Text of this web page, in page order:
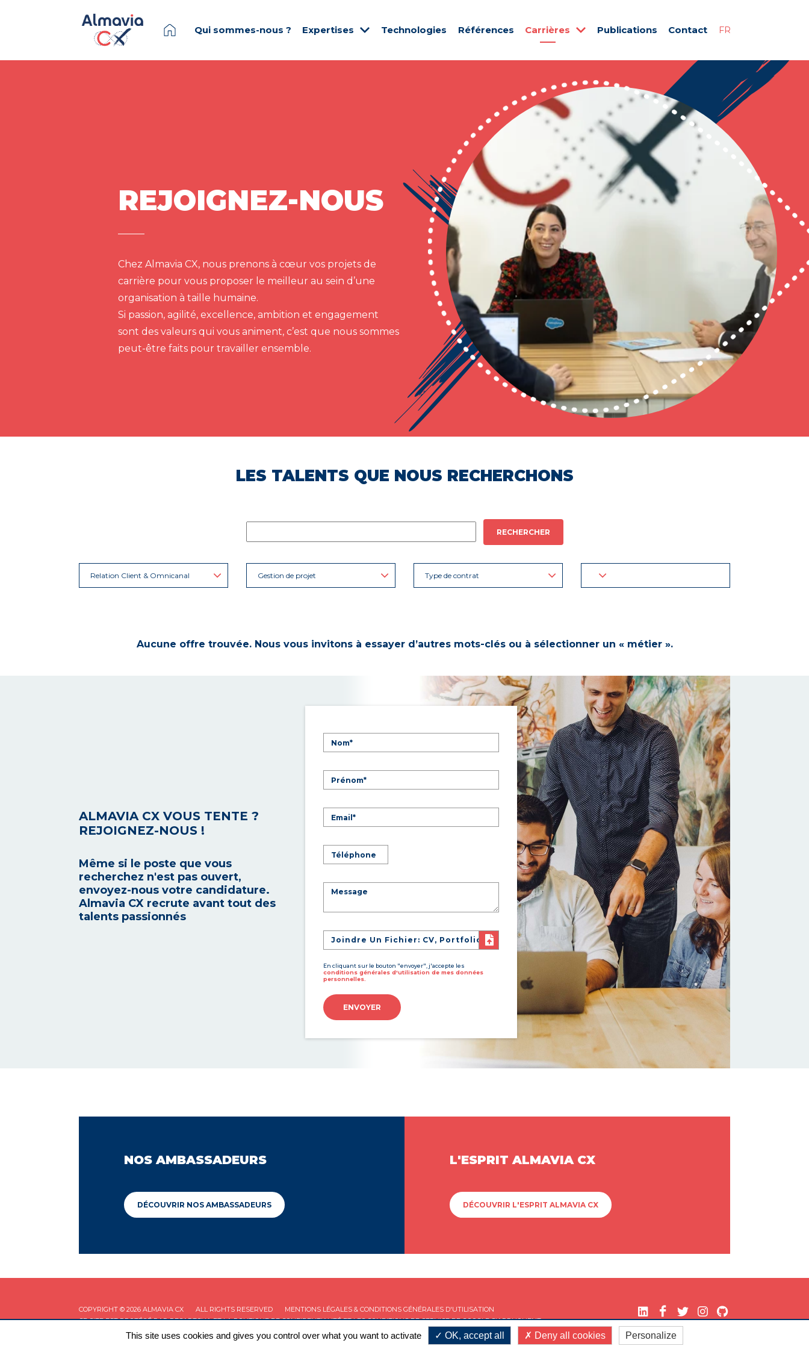
Qui sommes-nous ? Expertises Technologies Références Carrières Publications Contact FR
REJOIGNEZ-NOUS
Chez Almavia CX, nous prenons à cœur vos projets de
carrière pour vous proposer le meilleur au sein d’une
organisation à taille humaine.
Si passion, agilité, excellence, ambition et engagement
sont des valeurs qui vous animent, c’est que nous sommes
peut-être faits pour travailler ensemble.
LES TALENTS QUE NOUS RECHERCHONS
RECHERCHER
Relation Client & Omnicanal Gestion de projet Type de contrat
Aucune offre trouvée. Nous vous invitons à essayer d’autres mots-clés ou à sélectionner un « métier ».
ALMAVIA CX VOUS TENTE ?
REJOIGNEZ-NOUS !
Même si le poste que vous
recherchez n'est pas ouvert,
envoyez-nous votre candidature.
Almavia CX recrute avant tout des
talents passionnés
Joindre Un Fichier: CV, Portfolio
En cliquant sur le bouton "envoyer", j'accepte les
conditions générales d'utilisation de mes données
personnelles.
ENVOYER
NOS AMBASSADEURS
DÉCOUVRIR NOS AMBASSADEURS
L'ESPRIT ALMAVIA CX
DÉCOUVRIR L'ESPRIT ALMAVIA CX
COPYRIGHT © 2026 ALMAVIA CX ALL RIGHTS RESERVED
MENTIONS LÉGALES & CONDITIONS GÉNÉRALES D'UTILISATION
CE SITE EST PROTÉGÉ PAR RECAPTCHA ET LAPOLITIQUE DE CONFIDENTIALITÉET LESCONDITIONS DE SERVICEDE GOOGLE S'APPLIQUENT.
This site uses cookies and gives you control over what you want to activate OK, accept all Deny all cookies Personalize